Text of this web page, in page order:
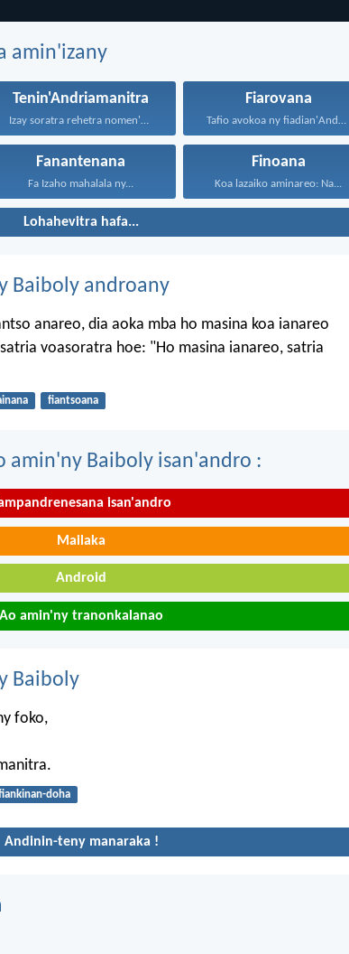
amin'izany
Tenin'Andriamanitra Fiarovana
Fanantenana
Fa Izaho mahalala ny...
Finoana
Koa lazaiko aminareo: Na...
Lohahevitra hafa...
Baiboly androany
anareo, dia aoka mba ho masina koa ianareo
voasoratra hoe: "Ho masina ianareo, satria
fiantsoana
amin'ny Baiboly isan'andro :
isan'andro
Mailaka
Android
Ao amin'ny tranonkalanao
Baiboly
foko,
doha
Andinin-teny manaraka !